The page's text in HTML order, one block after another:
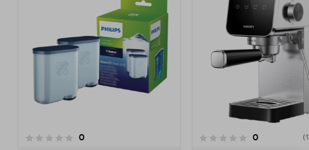
0anmeldelser
0.0 av 5 stjerner 0anmeldelser
4.5 av 5 stjerner